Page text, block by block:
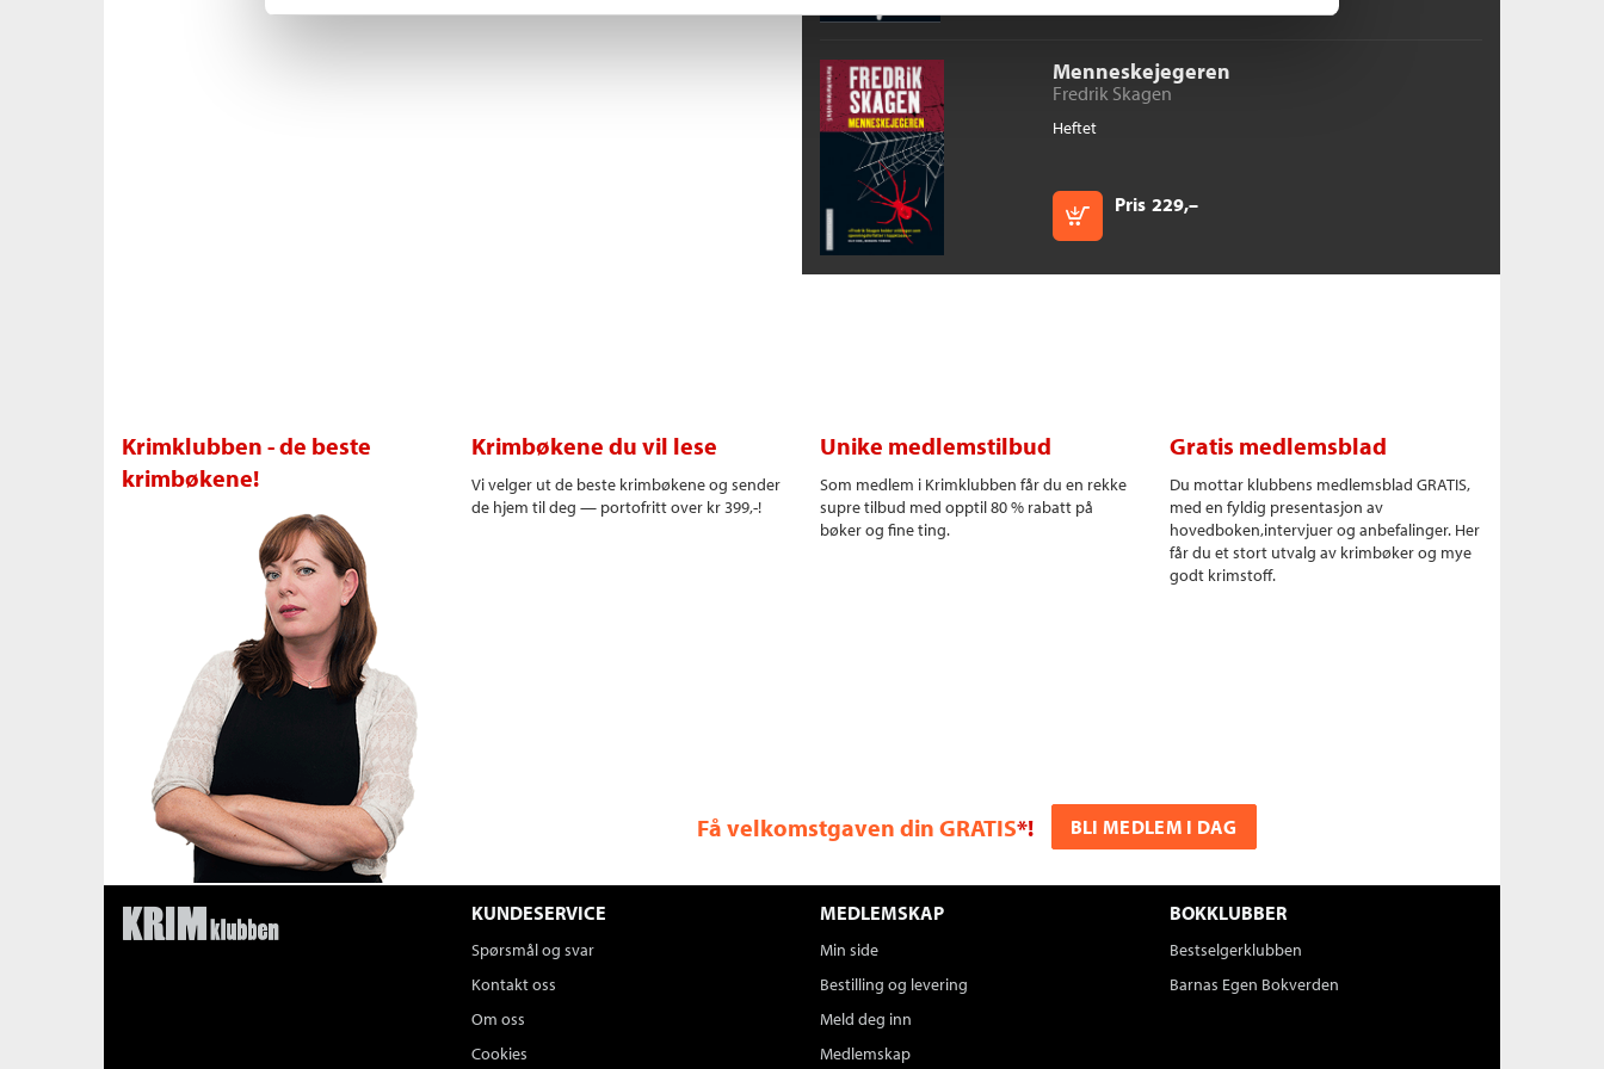
Menneskejegeren
Fredrik Skagen
Heftet
Pris 229,–
Kjøp
Krimklubben - de beste
krimbøkene!
Krimbøkene du vil lese
Vi velger ut de beste krimbøkene og sender
de hjem til deg — portofritt over kr 399,-!
Unike medlemstilbud
Som medlem i Krimklubben får du en rekke
supre tilbud med opptil 80 % rabatt på
bøker og fine ting.
Gratis medlemsblad
Du mottar klubbens medlemsblad GRATIS,
med en fyldig presentasjon av
hovedboken,intervjuer og anbefalinger. Her
får du et stort utvalg av krimbøker og mye
godt krimstoff.
Få velkomstgaven din GRATIS*! BLI MEDLEM I DAG
KUNDESERVICE
Spørsmål og svar
Kontakt oss
Om oss
Cookies
MEDLEMSKAP
Min side
Bestilling og levering
Meld deg inn
Medlemskap
BOKKLUBBER
Bestselgerklubben
Barnas Egen Bokverden